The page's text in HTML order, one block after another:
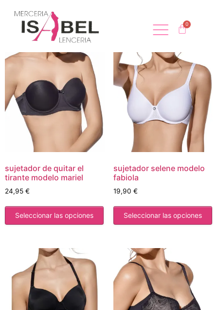
sujetador de quitar el
tirante modelo mariel
24,95 €
Seleccionar las opciones
sujetador selene modelo
fabiola
19,90 €
Seleccionar las opciones